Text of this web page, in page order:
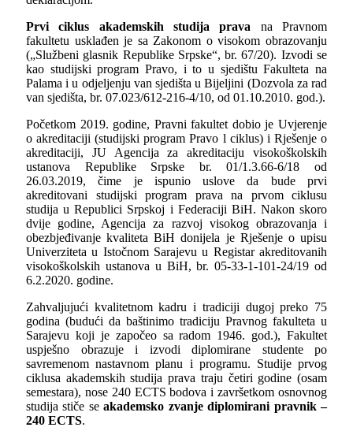
Prvi ciklus akademskih studija prava na Pravnom
fakultetu usklađen je sa Zakonom o visokom obrazovanju
(„Službeni glasnik Republike Srpske“, br. 67/20). Izvodi se
kao studijski program Pravo, i to u sjedištu Fakulteta na
Palama i u odјeljenju van sjedišta u Bijeljini (Dozvola za rad
van sjedišta, br. 07.023/612-216-4/10, od 01.10.2010. god.).
Početkom 2019. godine, Pravni fakultet dobio je Uvjerenje
o akreditaciji (studijski program Pravo l ciklus) i Rješenje o
akreditaciji, JU Agencija za akreditaciju visokoškolskih
ustanova Republike Srpske br. 01/1.3.66-6/18 od
26.03.2019, čime je ispunio uslove da bude prvi
akreditovani studijski program prava na prvom ciklusu
studija u Republici Srpskoj i Federaciji BiH. Nakon skoro
dvije godine, Agencija za razvoj visokog obrazovanja i
obezbjeđivanje kvaliteta BiH donijela je Rješenje o upisu
Univerziteta u Istočnom Sarajevu u Registar akreditovanih
visokoškolskih ustanova u BiH, br. 05-33-1-101-24/19 od
6.2.2020. godine.
Zahvaljujući kvalitetnom kadru i tradiciji dugoj preko 75
godina (budući da baštinimo tradiciju Pravnog fakulteta u
Sarajevu koji je započeo sa radom 1946. god.), Fakultet
uspješno obrazuje i izvodi diplomirane studente po
savremenom nastavnom planu i programu. Studije prvog
ciklusa akademskih studija prava traju četiri godine (osam
semestara), nose 240 ECTS bodova i završetkom osnovnog
studija stiče seakademsko zvanje diplomirani pravnik –
240 ECTS.